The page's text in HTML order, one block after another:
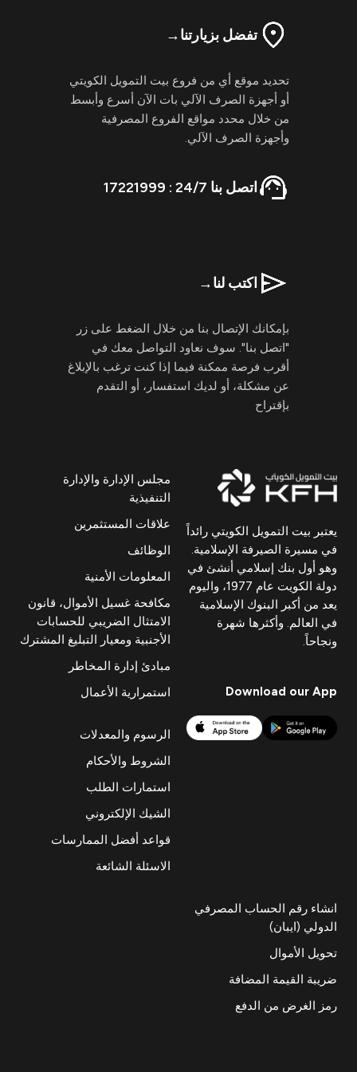
تفضل بزيارتنا→
تحديد موقع أي من فروع بيت التمويل الكويتي
أو أجهزة الصرف الآلي بات الآن أسرع وأبسط
من خلال محدد مواقع الفروع المصرفية
وأجهزة الصرف الآلي.
اتصل بنا 24/7 : 17221999
اكتب لنا→
بإمكانك الإتصال بنا من خلال الضغط على زر
"اتصل بنا". سوف نعاود التواصل معك في
أقرب فرصة ممكنة فيما إذا كنت ترغب بالإبلاغ
عن مشكلة، أو لديك استفسار، أو التقدم
بإقتراح
يعتبر بيت التمويل الكويتي رائداً
في مسيرة الصيرفة الإسلامية.
وهو أول بنك إسلامي أنشئ في
دولة الكويت عام 1977، واليوم
يعد من أكبر البنوك الإسلامية
في العالم. وأكثرها شهرة
ونجاحاً.
Download our App
مجلس الإدارة والإدارة
التنفيذية
علاقات المستثمرين
الوظائف
المعلومات الأمنية
مكافحة غسيل الأموال، قانون
الامتثال الضريبي للحسابات
الأجنبية ومعيار التبليغ المشترك
مبادئ إدارة المخاطر
استمرارية الأعمال
الرسوم والمعدلات
الشروط والأحكام
استمارات الطلب
الشيك الإلكتروني
قواعد أفضل الممارسات
الاسئلة الشائعة
انشاء رقم الحساب المصرفي
الدولي (ايبان)
تحويل الأموال
ضريبة القيمة المضافة
رمز الغرض من الدفع